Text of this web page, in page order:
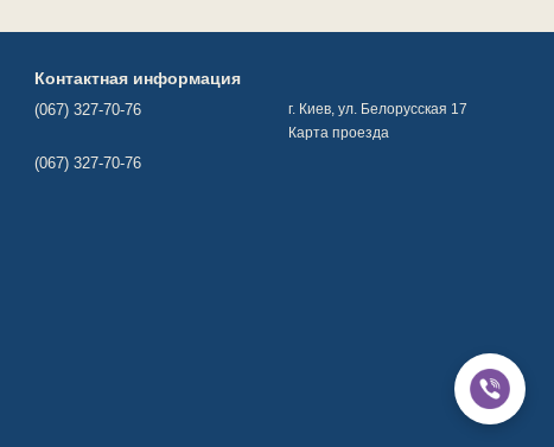
Контактная информация
(067) 327-70-76
(067) 327-70-76
г. Киев, ул. Белорусская 17
Карта проезда